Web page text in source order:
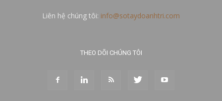
Liên hệ chúng tôi: info@sotaydoanhtri.com
THEO DÕI CHÚNG TÔI